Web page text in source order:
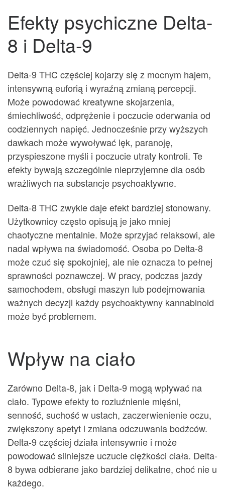
Efekty psychiczne Delta-
8 i Delta-9
Delta-9 THC częściej kojarzy się z mocnym hajem,
intensywną euforią i wyraźną zmianą percepcji.
Może powodować kreatywne skojarzenia,
śmiechliwość, odprężenie i poczucie oderwania od
codziennych napięć. Jednocześnie przy wyższych
dawkach może wywoływać lęk, paranoję,
przyspieszone myśli i poczucie utraty kontroli. Te
efekty bywają szczególnie nieprzyjemne dla osób
wrażliwych na substancje psychoaktywne.
Delta-8 THC zwykle daje efekt bardziej stonowany.
Użytkownicy często opisują je jako mniej
chaotyczne mentalnie. Może sprzyjać relaksowi, ale
nadal wpływa na świadomość. Osoba po Delta-8
może czuć się spokojniej, ale nie oznacza to pełnej
sprawności poznawczej. W pracy, podczas jazdy
samochodem, obsługi maszyn lub podejmowania
ważnych decyzji każdy psychoaktywny kannabinoid
może być problemem.
Wpływ na ciało
Zarówno Delta-8, jak i Delta-9 mogą wpływać na
ciało. Typowe efekty to rozluźnienie mięśni,
senność, suchość w ustach, zaczerwienienie oczu,
zwiększony apetyt i zmiana odczuwania bodźców.
Delta-9 częściej działa intensywnie i może
powodować silniejsze uczucie ciężkości ciała. Delta-
8 bywa odbierane jako bardziej delikatne, choć nie u
każdego.